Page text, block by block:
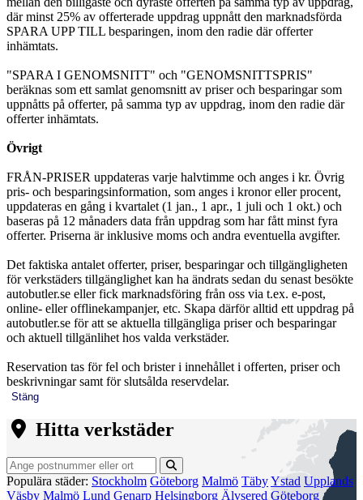
där minst 25% av offerterade uppdrag uppnått den marknadsförda
SPARA UPP TILL besparingen, inom den radie där offerter
inhämtats.
"SPARA I GENOMSNITT" och "GENOMSNITTSPRIS"
beräknas som ett samlat genomsnitt av priser och besparingar som
uppnåtts på offerter, på samma typ av uppdrag, inom den radie där
offerter inhämtats.
Övrigt
FRÅN-PRISER uppdateras varje halvtimme och anges i kr. Övrig
pris- och besparingsinformation, som anges i kronor eller procent,
uppdateras en gång i kvartalet (1 jan., 1 apr., 1 juli och 1 okt.) och
baseras på 12 månaders data från uppdrag som har fått minst fyra
offerter. Priserna är inklusive moms och andra eventuella avgifter.
Det faktiska antalet offerter, priser, besparingar och tillgängligheten
för verkstäders tillgänglighet kan ha ändrats sedan du senast besökte
autobutler.se eller fick marknadsföring från oss via t.ex. e-post,
online- eller offlinekampanjer, etc. Skapa därför alltid ett uppdrag på
autobutler.se för att se aktuella tillgängliga priser och besparingar
och aktuell tillgänlihet hos valda verkstäder.
Reservation tas för fel och brister i innehållet i offerten, priser och
beskrivningar samt för slutsålda reservdelar.
Stäng
Hitta verkstäder
Populära städer: Stockholm Göteborg Malmö TäbyYstad Upplands
Väsby Malmö Lund Genarp Helsingborg Älvsered Göteborg